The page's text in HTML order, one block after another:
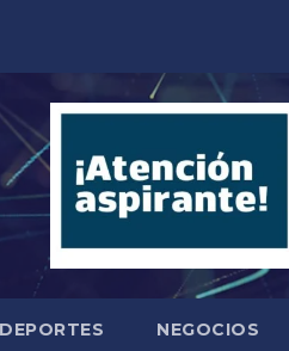
DEPORTES NEGOCIOS